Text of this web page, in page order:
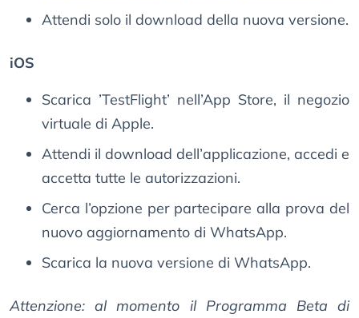
Attendi solo il download della nuova versione.
iOS
Scarica ’TestFlight’ nell’App Store, il negozio
virtuale di Apple.
Attendi il download dell’applicazione, accedi e
accetta tutte le autorizzazioni.
Cerca l’opzione per partecipare alla prova del
nuovo aggiornamento di WhatsApp.
Scarica la nuova versione di WhatsApp.
Attenzione: al momento il Programma Beta di